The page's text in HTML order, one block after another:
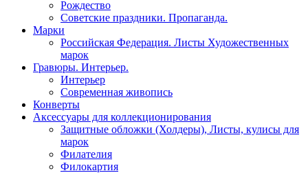
Рождество
Советские праздники. Пропаганда.
Марки
Российская Федерация. Листы Художественных
марок
Гравюры. Интерьер.
Интерьер
Современная живопись
Конверты
Аксессуары для коллекционирования
Защитные обложки (Холдеры), Листы, кулисы для
марок
Филателия
Филокартия